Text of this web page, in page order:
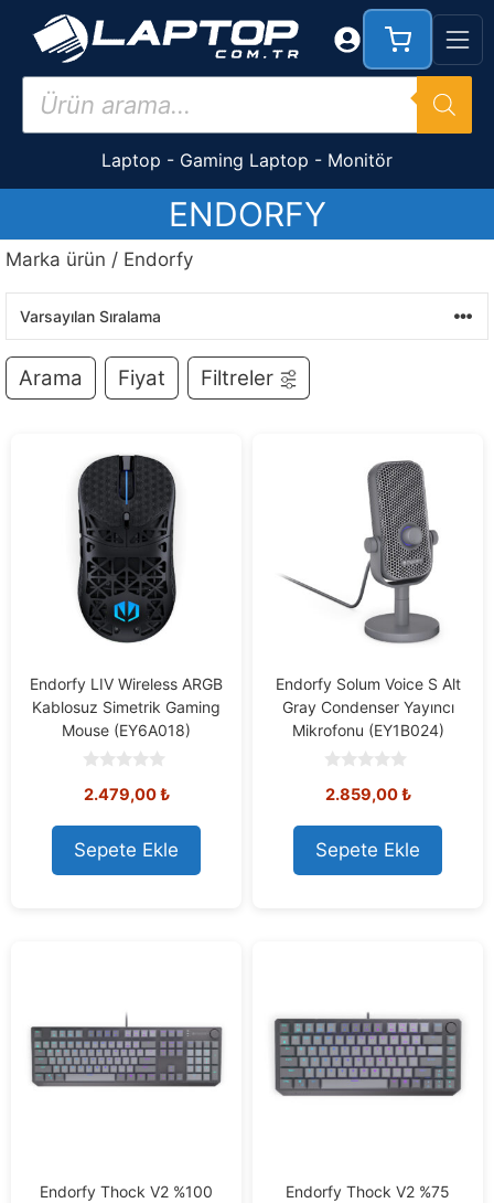
İçeriğe
Products
search
Laptop - Gaming Laptop - Monitör
ENDORFY
Marka ürün / Endorfy
Arama Fiyat Filtreler
Endorfy LIV Wireless ARGB
Kablosuz Simetrik Gaming
Mouse (EY6A018)
o
t
o
f
5
2.479,00₺
Sepete Ekle
Endorfy Solum Voice S Alt
Gray Condenser Yayıncı
Mikrofonu (EY1B024)
o
t
o
f
5
2.859,00₺
Sepete Ekle
Endorfy Thock V2 %100
Endorfy Thock V2 %75